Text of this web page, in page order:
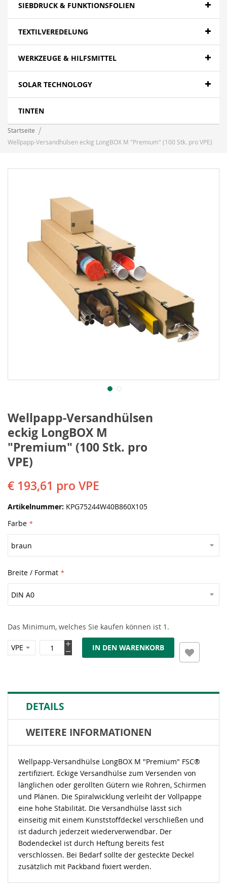
SIEBDRUCK & FUNKTIONSFOLIEN
TEXTILVEREDELUNG
WERKZEUGE & HILFSMITTEL
SOLAR TECHNOLOGY
TINTEN
Startseite
Wellpapp-Versandhülsen eckig LongBOX M "Premium" (100 Stk. pro VPE)
Wellpapp-Versandhülsen
eckig LongBOX M
"Premium" (100 Stk. pro
VPE)
€ 193,61 pro VPE
Artikelnummer KPG75244W40B860X105
Farbe
Breite / Format
Das Minimum, welches Sie kaufen können ist 1.
IN DEN WARENKORB
DETAILS
WEITERE INFORMATIONEN
Wellpapp-Versandhülse LongBOX M "Premium" FSC®
zertifiziert. Eckige Versandhülse zum Versenden von
länglichen oder gerollten Gütern wie Rohren, Schirmen
und Plänen. Die Spiralwicklung verleiht der Vollpappe
eine hohe Stabilität. Die Versandhülse lässt sich
einseitig mit einem Kunststoffdeckel verschließen und
ist dadurch jederzeit wiederverwendbar. Der
Bodendeckel ist durch Heftung bereits fest
verschlossen. Bei Bedarf sollte der gesteckte Deckel
zusätzlich mit Packband fixiert werden.